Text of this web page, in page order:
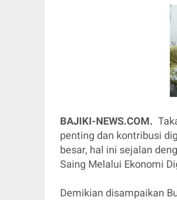
BAJIKI-NEWS.COM.
penting dan kontribusi
besar, hal ini sejalan
Saing Melalui Ekonomi
Demikian disampaikan